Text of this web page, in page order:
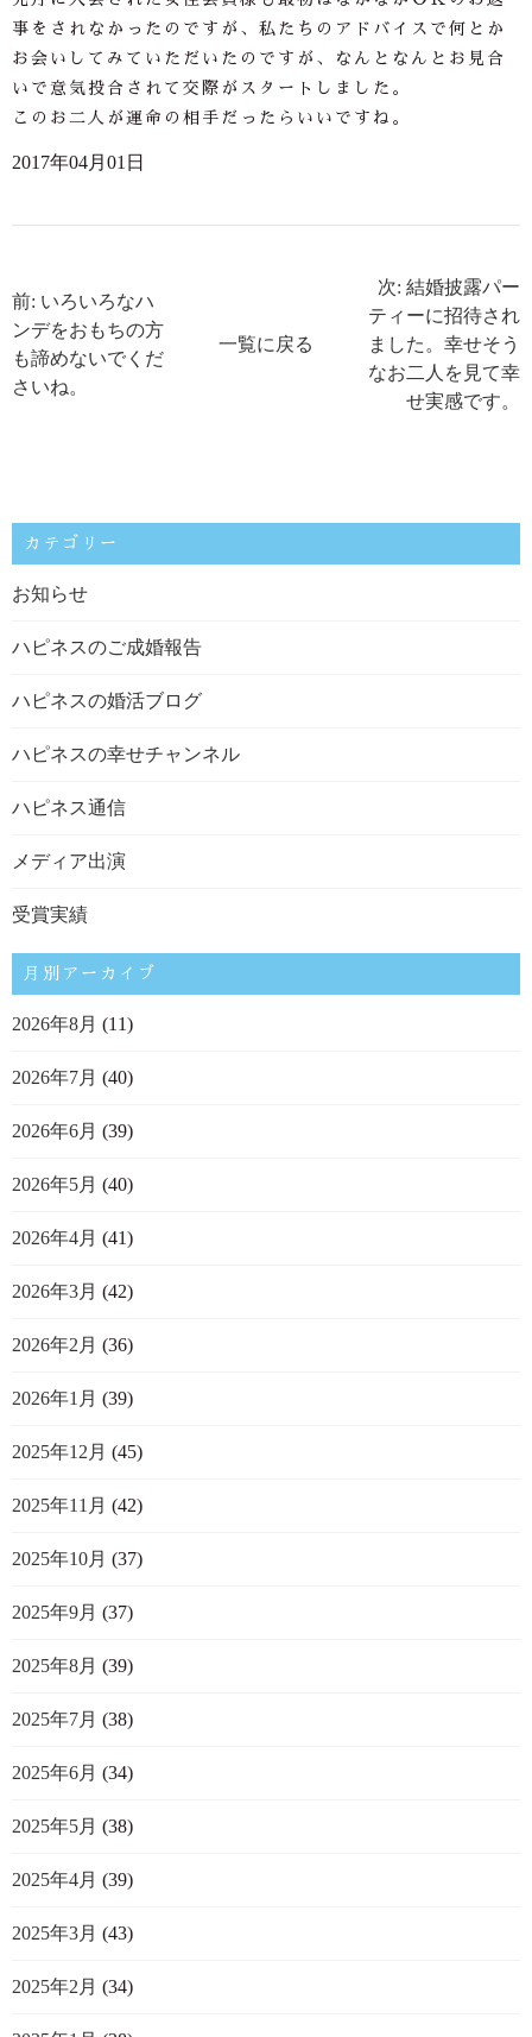
事をされなかったのですが、私たちのアドバイスで何とか
お会いしてみていただいたのですが、なんとなんとお見合
いで意気投合されて交際がスタートしました。
このお二人が運命の相手だったらいいですね。
2017年04月01日
前: いろいろなハ
ンデをおもちの方
も諦めないでくだ
さいね。
一覧に戻る
次: 結婚披露パー
ティーに招待され
ました。幸せそう
なお二人を見て幸
せ実感です。
カテゴリー
お知らせ
ハピネスのご成婚報告
ハピネスの婚活ブログ
ハピネスの幸せチャンネル
ハピネス通信
メディア出演
受賞実績
月別アーカイブ
2026年8月 (11)
2026年7月 (40)
2026年6月 (39)
2026年5月 (40)
2026年4月 (41)
2026年3月 (42)
2026年2月 (36)
2026年1月 (39)
2025年12月 (45)
2025年11月 (42)
2025年10月 (37)
2025年9月 (37)
2025年8月 (39)
2025年7月 (38)
2025年6月 (34)
2025年5月 (38)
2025年4月 (39)
2025年3月 (43)
2025年2月 (34)